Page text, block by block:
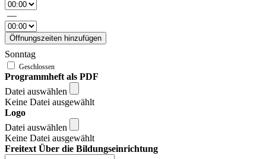
—
Öffnungszeiten hinzufügen
Sonntag
Programmheft als PDF
Datei auswählen
Keine Datei ausgewählt
Logo
Datei auswählen
Keine Datei ausgewählt
Freitext Über die Bildungseinrichtung